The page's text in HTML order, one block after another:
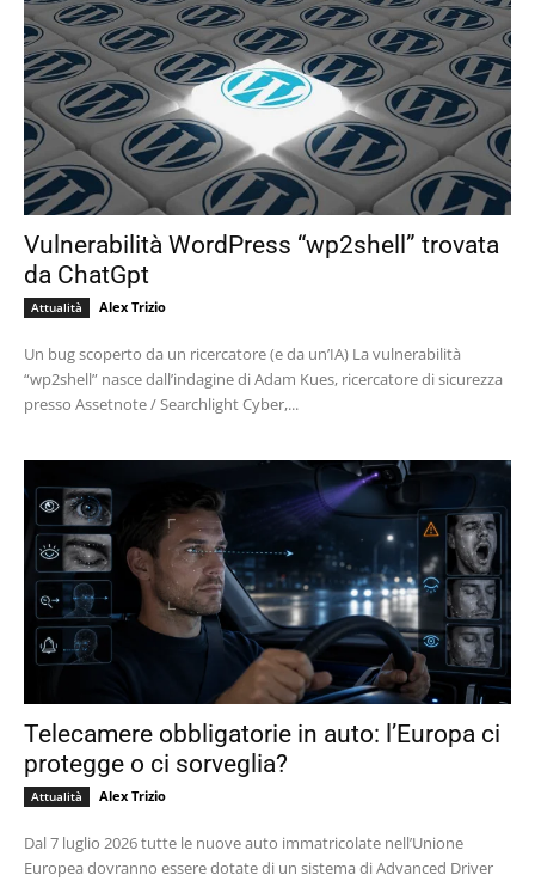
Vulnerabilità WordPress “wp2shell” trovata
da ChatGpt
Attualità Alex Trizio
Un bug scoperto da un ricercatore (e da un’IA) La vulnerabilità
“wp2shell” nasce dall’indagine di Adam Kues, ricercatore di sicurezza
presso Assetnote / Searchlight Cyber,...
Telecamere obbligatorie in auto: l’Europa ci
protegge o ci sorveglia?
Attualità Alex Trizio
Dal 7 luglio 2026 tutte le nuove auto immatricolate nell’Unione
Europea dovranno essere dotate di un sistema di Advanced Driver